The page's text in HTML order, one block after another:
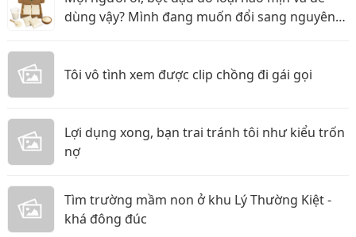
dùng vậy? Mình đang muốn đổi sang nguyên
Tôi vô tình xem được clip chồng đi gái gọi
Lợi dụng xong, bạn trai tránh tôi như kiểu trốn
nợ
Tìm trường mầm non ở khu Lý Thường Kiệt -
khá đông đúc